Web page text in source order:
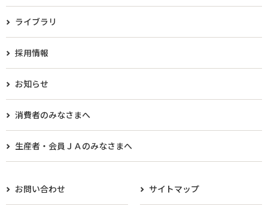
ライブラリ
採用情報
お知らせ
消費者のみなさまへ
生産者・会員ＪＡのみなさまへ​
お問い合わせ サイトマップ